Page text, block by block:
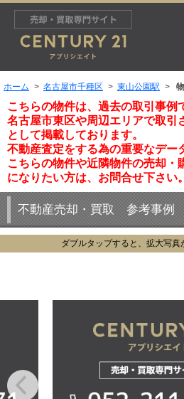
ホーム 名古屋市千種区 東山公園駅
こちらの物件は、過去の取引事例
名古屋市東区や周辺エリアで取引
として掲載しております。
不動産査定をする為の重要なデー
こちらの物件や近隣物件の売却・
になりたい方は、お問合せ下さい。
不動産売却・買取 参考事例
ダブルタップすると、拡大写真